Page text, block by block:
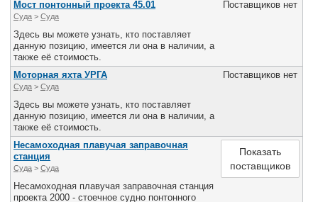
Мост понтонный проекта 45.01
Суда > Cуда
Здесь вы можете узнать, кто поставляет
данную позицию, имеется ли она в наличии, а
также её стоимость.
Поставщиков нет
Моторная яхта УРГА
Суда > Cуда
Здесь вы можете узнать, кто поставляет
данную позицию, имеется ли она в наличии, а
также её стоимость.
Поставщиков нет
Несамоходная плавучая заправочная
станция
Суда > Cуда
Несамоходная плавучая заправочная станция
проекта 2000 - стоечное судно понтонного
Показать
поставщиков